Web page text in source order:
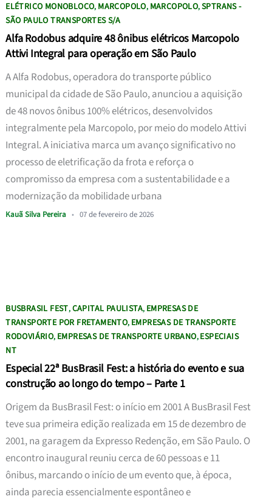
ELÉTRICO MONOBLOCO, MARCOPOLO, MARCOPOLO,SPTRANS -
SÃO PAULO TRANSPORTES S/A
Alfa Rodobus adquire 48 ônibus elétricos Marcopolo
Attivi Integral para operação em São Paulo
A Alfa Rodobus, operadora do transporte público
municipal da cidade de São Paulo, anunciou a aquisição
de 48 novos ônibus 100% elétricos, desenvolvidos
integralmente pela Marcopolo, por meio do modelo Attivi
Integral. A iniciativa marca um avanço significativo no
processo de eletrificação da frota e reforça o
compromisso da empresa com a sustentabilidade e a
modernização da mobilidade urbana
Kauã Silva Pereira • 07 de fevereiro de 2026
BUSBRASIL FEST,CAPITAL PAULISTA, EMPRESAS DE
TRANSPORTE POR FRETAMENTO, EMPRESAS DE TRANSPORTE
RODOVIÁRIO, EMPRESAS DE TRANSPORTE URBANO,ESPECIAIS
NT
Especial 22ª BusBrasil Fest: a história do evento e sua
construção ao longo do tempo – Parte 1
Origem da BusBrasil Fest: o início em 2001 A BusBrasil Fest
teve sua primeira edição realizada em 15 de dezembro de
2001, na garagem da Expresso Redenção, em São Paulo. O
encontro inaugural reuniu cerca de 60 pessoas e 11
ônibus, marcando o início de um evento que, à época,
ainda parecia essencialmente espontâneo e